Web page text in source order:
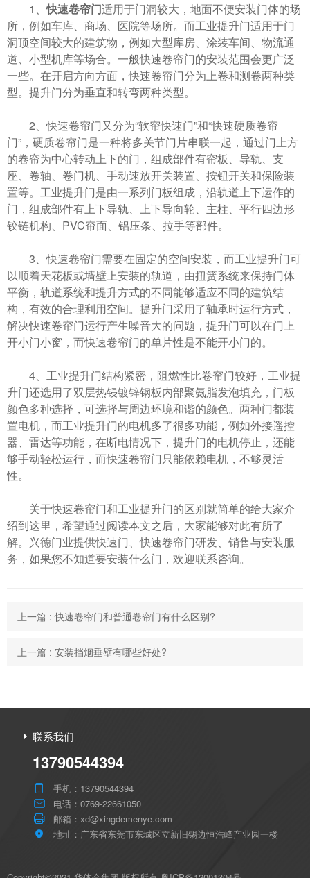
1、快速卷帘门适用于门洞较大，地面不便安装门体的场
所，例如车库、商场、医院等场所。而工业提升门适用于门
洞顶空间较大的建筑物，例如大型库房、涂装车间、物流通
道、小型机库等场合。一般快速卷帘门的安装范围会更广泛
一些。在开启方向方面，快速卷帘门分为上卷和测卷两种类
型。提升门分为垂直和转弯两种类型。
2、快速卷帘门又分为“软帘快速门”和“快速硬质卷帘
门”，硬质卷帘门是一种将多关节门片串联一起，通过门上方
的卷帘为中心转动上下的门，组成部件有帘板、导轨、支
座、卷轴、卷门机、手动速放开关装置、按钮开关和保险装
置等。工业提升门是由一系列门板组成，沿轨道上下运作的
门，组成部件有上下导轨、上下导向轮、主柱、平行四边形
铰链机构、PVC帘面、铝压条、拉手等部件。
3、快速卷帘门需要在固定的空间安装，而工业提升门可
以顺着天花板或墙壁上安装的轨道，由扭簧系统来保持门体
平衡，轨道系统和提升方式的不同能够适应不同的建筑结
构，有效的合理利用空间。提升门采用了轴承时运行方式，
解决快速卷帘门运行产生噪音大的问题，提升门可以在门上
开小门小窗，而快速卷帘门的单片性是不能开小门的。
4、工业提升门结构紧密，阻燃性比卷帘门较好，工业提
升门还选用了双层热锓镀锌钢板内部聚氨脂发泡填充，门板
颜色多种选择，可选择与周边环境和谐的颜色。两种门都装
置电机，而工业提升门的电机多了很多功能，例如外接遥控
器、雷达等功能，在断电情况下，提升门的电机停止，还能
够手动轻松运行，而快速卷帘门只能依赖电机，不够灵活
性。
关于快速卷帘门和工业提升门的区别就简单的给大家介
绍到这里，希望通过阅读本文之后，大家能够对此有所了
解。兴德门业提供快速门、快速卷帘门研发、销售与安装服
务，如果您不知道要安装什么门，欢迎联系咨询。
上一篇 : 快速卷帘门和普通卷帘门有什么区别?
上一篇 : 安装挡烟垂壁有哪些好处?
联系我们
13790544394
 手机：13790544394
 电话：0769-22661050
 邮箱：xd@xingdemenye.com
 地址：广东省东莞市东城区立新旧锡边恒浩峰产业园一楼